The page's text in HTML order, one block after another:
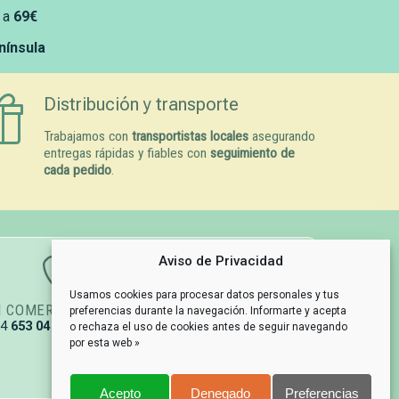
Aviso de Privacidad
Usamos cookies para procesar datos personales y tus
preferencias durante la navegación. Informarte y acepta
o rechaza el uso de cookies antes de seguir navegando
por esta web »
Acepto Denegado Preferencias
69€
Distribución y transporte
Trabajamos con transportistas locales asegurando
entregas rápidas y fiables conseguimiento de
cada pedido
COMERCIAL
653 04 67 79
GESTIÓN DE PEDIDOS
info@naturpetmascotas.es